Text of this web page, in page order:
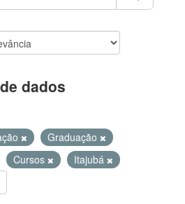
dados
Graduação
Cursos
Itajubá